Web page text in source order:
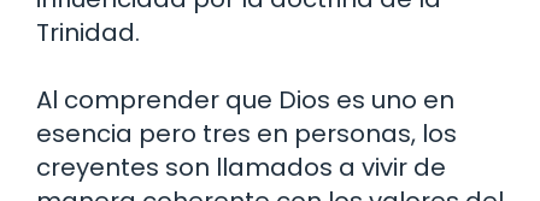
Trinidad.
Al comprender que Dios es uno en
esencia pero tres en personas, los
creyentes son llamados a vivir de